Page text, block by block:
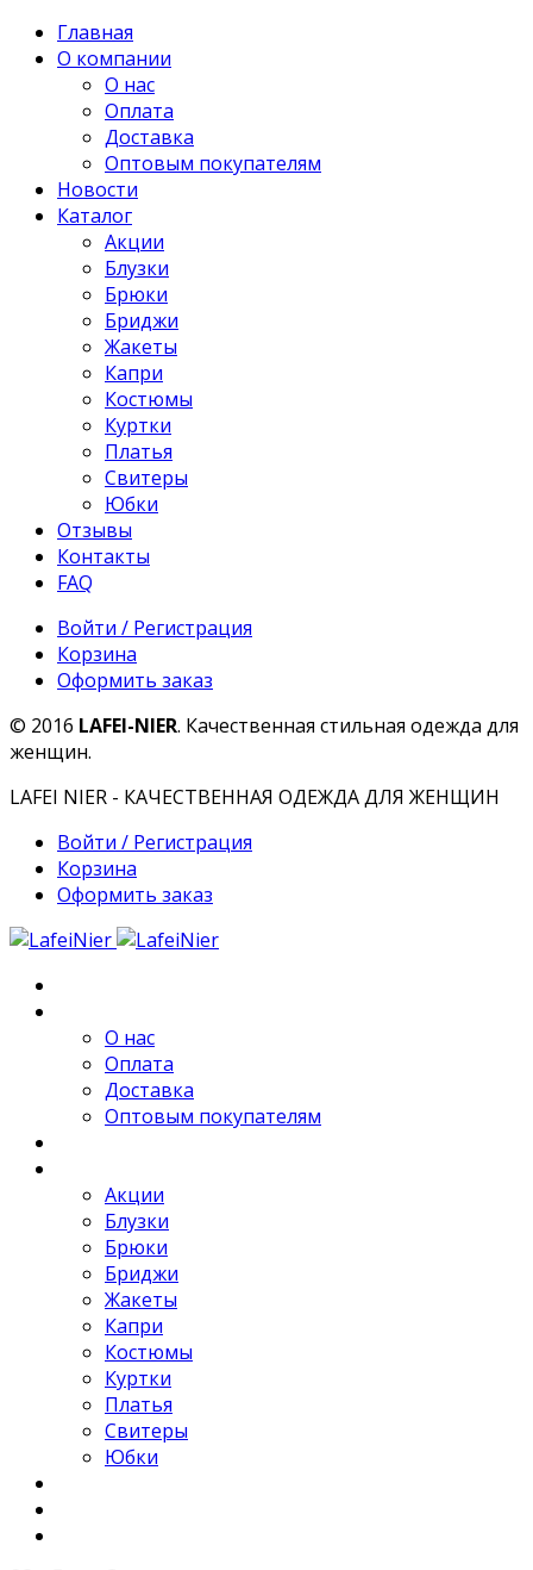
Главная
О компании
О нас
Оплата
Доставка
Оптовым покупателям
Новости
Каталог
Акции
Блузки
Брюки
Бриджи
Жакеты
Капри
Костюмы
Куртки
Платья
Свитеры
Юбки
Отзывы
Контакты
FAQ
Войти / Регистрация
Корзина
Оформить заказ
© 2016 LAFEI-NIER. Качественная стильная одежда для
женщин.
LAFEI NIER - КАЧЕСТВЕННАЯ ОДЕЖДА ДЛЯ ЖЕНЩИН
Войти / Регистрация
Корзина
Оформить заказ
О нас
Оплата
Доставка
Оптовым покупателям
Акции
Блузки
Брюки
Бриджи
Жакеты
Капри
Костюмы
Куртки
Платья
Свитеры
Юбки